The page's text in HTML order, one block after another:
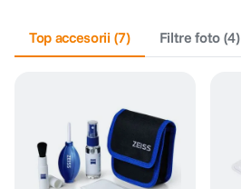
Top accesorii (7) Filtre foto (4)